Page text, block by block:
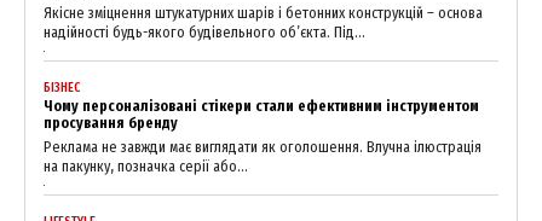
Якісне зміцнення штукатурних шарів і бетонних конструкцій – основа
надійності будь-якого будівельного об’єкта. Під...
БІЗНЕС
Чому персоналізовані стікери стали ефективним інструментом
просування бренду
Реклама не завжди має виглядати як оголошення. Влучна ілюстрація
на пакунку, позначка серії або...